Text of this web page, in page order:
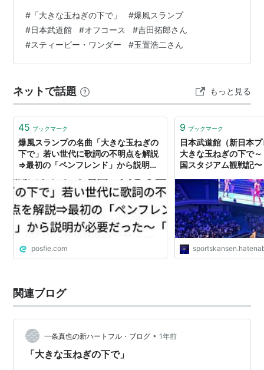
性を持って聴く者の心を熱く響かせる自分も大好きな楽
曲である そして「大きな玉ねぎの下で」こちらも名曲と
称されていてもちろん知っている 知ってはいたけれど、
今回初めてその歌詞をしっかりと聴いたかもしれない ペ
チケットを送る初めて君に会える…
# 「大きな玉ねぎの下で」 #爆風スランプ
#日本武道館 #オフコース #吉田拓郎さん
#スティービー・ワンダー #玉置浩二さん
ネットで話題 もっと見る
45 ブックマーク
爆風スランプの名曲「大きな玉ねぎの
下で」若い世代に歌詞の不明点を解説
⇒最初の「ペンフレンド」から説明が
より
posfie.com
9 ブックマーク
日本武道館（新日本
大きな玉ねぎの下で
国スタジアム観戦記〜
関連ブログ
一条真也の新ハートフル・ブログ • 1年前
「大きな玉ねぎの下で」